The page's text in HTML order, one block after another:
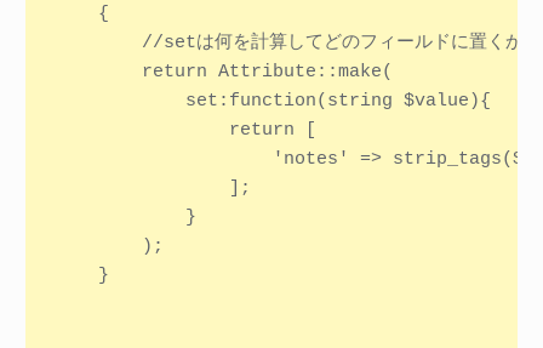
    {
//setは何を計算してどのフィールドに置くか
        return Attribute::make(
            set:function(string $value){
                return [
'notes' =>
                ];
            }
        );
    }